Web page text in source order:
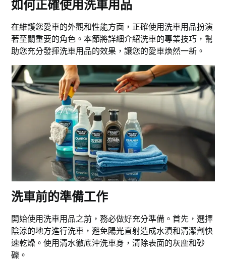
如何正確使用洗車用品
在維護您愛車的外觀和性能方面，正確使用洗車用品扮演
著至關重要的角色。本節將詳細介紹洗車的專業技巧，幫
助您充分發揮洗車用品的效果，讓您的愛車煥然一新。
洗車前的準備工作
開始使用洗車用品之前，務必做好充分準備。首先，選擇
陰涼的地方進行洗車，避免陽光直射造成水漬和清潔劑快
速乾燥。使用清水徹底沖洗車身，清除表面的灰塵和砂
礫。